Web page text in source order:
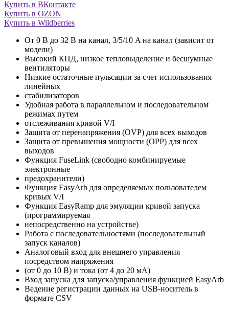
Купить в ВКонтакте
Купить в OZON
Купить в Wildberries
От 0 В до 32 В на канал, 3/5/10 A на канал (зависит от
модели)
Высокий КПД, низкое тепловыделение и бесшумные
вентиляторы
Низкие остаточные пульсации за счет использования
линейных
стабилизаторов
Удобная работа в параллельном и последовательном
режимах путем
отслеживания кривой V/I
Защита от перенапряжения (OVP) для всех выходов
Защита от превышения мощности (OPP) для всех
выходов
Функция FuseLink (свободно комбинируемые
электронные
предохранители)
Функция EasyArb для определяемых пользователем
кривых V/I
Функция EasyRamp для эмуляции кривой запуска
(программируемая
непосредственно на устройстве)
Работа с последовательностями (последовательный
запуск каналов)
Аналоговый вход для внешнего управления
посредством напряжения
(от 0 до 10 В) и тока (от 4 до 20 мА)
Вход запуска для запуска/управления функцией EasyArb
Ведение регистрации данных на USB-носитель в
формате CSV